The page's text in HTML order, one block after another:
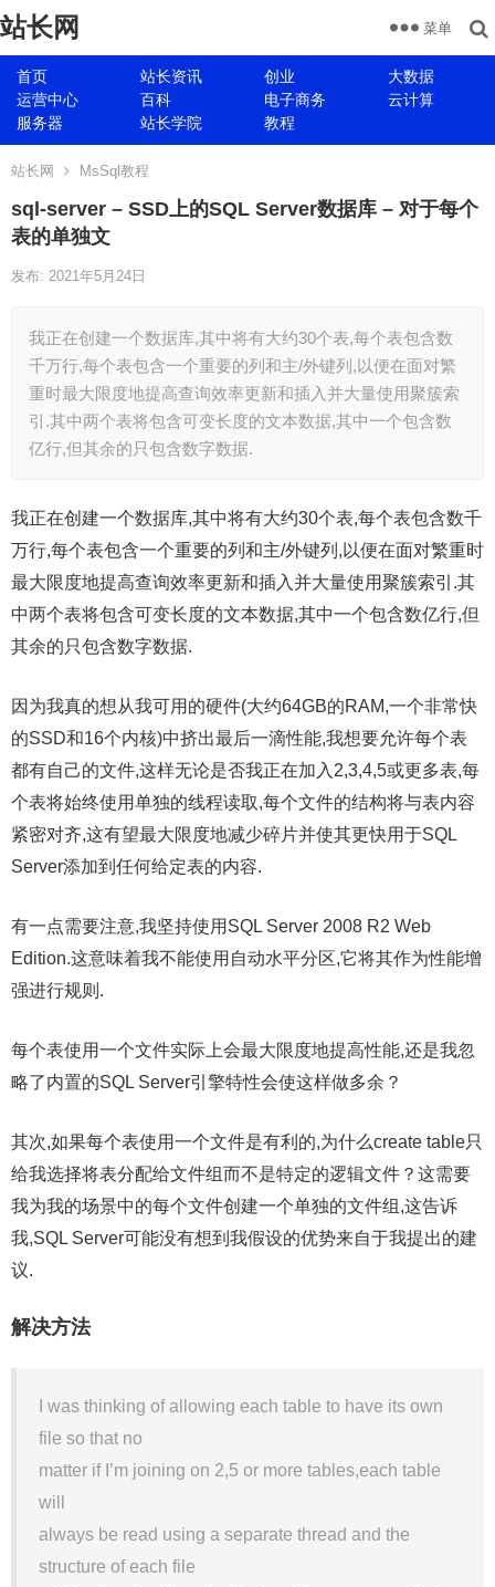
站长网
首页 站长资讯 创业
大数据
运营中心
百科 电子商务
云计算
服务器
站长学院 教程
菜单
站长网 MsSql教程
sql-server – SSD上的SQL Server数据库 – 对于每个
表的单独文
发布: 2021年5月24日
我正在创建一个数据库,其中将有大约30个表,每个表包含数
千万行,每个表包含一个重要的列和主/外键列,以便在面对繁
重时最大限度地提高查询效率更新和插入并大量使用聚簇索
引.其中两个表将包含可变长度的文本数据,其中一个包含数
亿行,但其余的只包含数字数据.
我正在创建一个数据库,其中将有大约30个表,每个表包含数千
万行,每个表包含一个重要的列和主/外键列,以便在面对繁重时
最大限度地提高查询效率更新和插入并大量使用聚簇索引.其
中两个表将包含可变长度的文本数据,其中一个包含数亿行,但
其余的只包含数字数据.
因为我真的想从我可用的硬件(大约64GB的RAM,一个非常快
的SSD和16个内核)中挤出最后一滴性能,我想要允许每个表
都有自己的文件,这样无论是否我正在加入2,3,4,5或更多表,每
个表将始终使用单独的线程读取,每个文件的结构将与表内容
紧密对齐,这有望最大限度地减少碎片并使其更快用于SQL
Server添加到任何给定表的内容.
有一点需要注意,我坚持使用SQL Server 2008 R2 Web
Edition.这意味着我不能使用自动水平分区,它将其作为性能增
强进行规则.
每个表使用一个文件实际上会最大限度地提高性能,还是我忽
略了内置的SQL Server引擎特性会使这样做多余？
其次,如果每个表使用一个文件是有利的,为什么create table只
给我选择将表分配给文件组而不是特定的逻辑文件？这需要
我为我的场景中的每个文件创建一个单独的文件组,这告诉
我,SQL Server可能没有想到我假设的优势来自于我提出的建
议.
解决方法
I was thinking of allowing each table to have its own
file so that no
matter if I’m joining on 2,5 or more tables,each table
will
always be read using a separate thread and the
structure of each file